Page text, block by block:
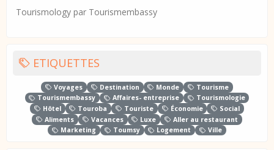
Tourismology par Tourismembassy
ETIQUETTES
Voyages Destination Monde
Tourisme
Tourismembassy
Affaires- entreprise
Tourismologie
Hôtel
Touroba Touriste Économie
Social
Aliments
Vacances Luxe
Aller au restaurant
Marketing
Toumsy Logement Ville